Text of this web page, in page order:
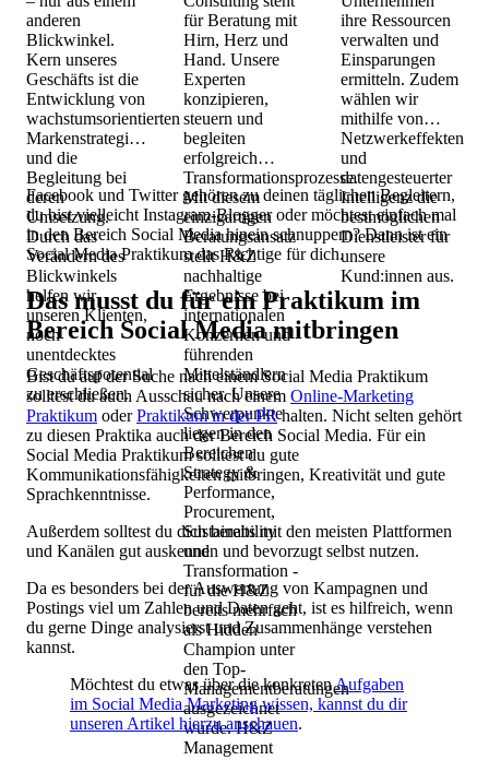
anderen
Blickwinkel.
Kern unseres
Geschäfts ist die
Entwicklung von
wachstumsorientierten
Markenstrategien
und die
Begleitung bei
deren
Umsetzung.
Durch das
Verändern des
Blickwinkels
helfen wir
unseren Klienten,
noch
unentdecktes
Geschäftspotential
zu erschließen.
für Beratung mit
Hirn, Herz und
Hand. Unsere
Experten
konzipieren,
steuern und
begleiten
erfolgreich
Transformationsprozesse.
Mit diesem
einzigartigen
Beratungsansatz
stellt H&Z
nachhaltige
Ergebnisse bei
internationalen
Konzernen und
führenden
Mittelständlern
sicher. Unsere
Schwerpunkte
liegen in den
Bereichen
Strategy &
Performance,
Procurement,
Sustainability
und
Transformation -
für die H&Z
bereits mehrfach
als Hidden
Champion unter
den Top-
Managementberatungen
ausgezeichnet
wurde. H&Z
Management
ihre Ressourcen
verwalten und
Einsparungen
ermitteln. Zudem
wählen wir
mithilfe von
Netzwerkeffekten
und
datengesteuerter
Intelligenz die
bestmöglichen
Dienstleister für
unsere
Kund:innen aus.
Facebook und Twitter gehören zu deinen täglichen Begleitern,
du bist vielleicht Instagram-Blogger oder möchtest einfach mal
in den Bereich Social Media hinein schnuppern? Dann ist ein
Social Media Praktikum das Richtige für dich.
Das musst du für ein Praktikum im
Bereich Social Media mitbringen
Bist du auf der Suche nach einem Social Media Praktikum
solltest du auch Ausschau nach einem Online-Marketing
Praktikum oderPraktikum in der PRhalten. Nicht selten gehört
zu diesen Praktika auch der Bereich Social Media. Für ein
Social Media Praktikum solltest du gute
Kommunikationsfähigkeiten mitbringen, Kreativität und gute
Sprachkenntnisse.
Außerdem solltest du dich bereits mit den meisten Plattformen
und Kanälen gut auskennen und bevorzugt selbst nutzen.
Da es besonders bei der Auswertung von Kampagnen und
Postings viel um Zahlen und Daten geht, ist es hilfreich, wenn
du gerne Dinge analysierst und Zusammenhänge verstehen
kannst.
Möchtest du etwas über die konkretenAufgaben
im Social Media Marketing wissen, kannst du dir
unseren Artikel hierzu anschauen.